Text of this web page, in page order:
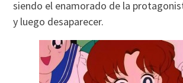
siendo el enamorado de la
y luego desaparecer.